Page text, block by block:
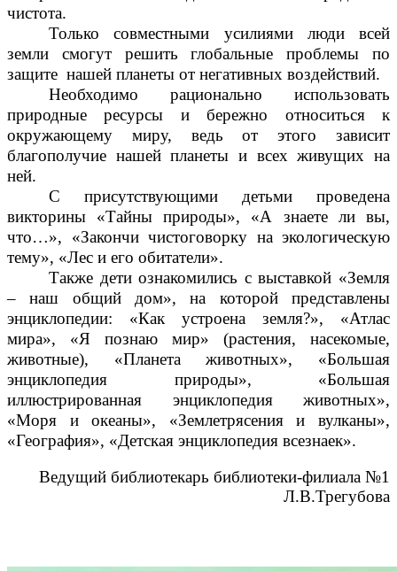
чистота.
Только совместными усилиями люди всей
земли смогут решить глобальные проблемы по
защите нашей планеты от негативных воздействий.
Необходимо рационально использовать
природные ресурсы и бережно относиться к
окружающему миру, ведь от этого зависит
благополучие нашей планеты и всех живущих на
ней.
С присутствующими детьми проведена
викторины «Тайны природы», «А знаете ли вы,
что…», «Закончи чистоговорку на экологическую
тему», «Лес и его обитатели».
Также дети ознакомились с выставкой «Земля
– наш общий дом», на которой представлены
энциклопедии: «Как устроена земля?», «Атлас
мира», «Я познаю мир» (растения, насекомые,
животные), «Планета животных», «Большая
энциклопедия природы», «Большая
иллюстрированная энциклопедия животных»,
«Моря и океаны», «Землетрясения и вулканы»,
«География», «Детская энциклопедия всезнаек».
Ведущий библиотекарь библиотеки-филиала №1
Л.В.Трегубова